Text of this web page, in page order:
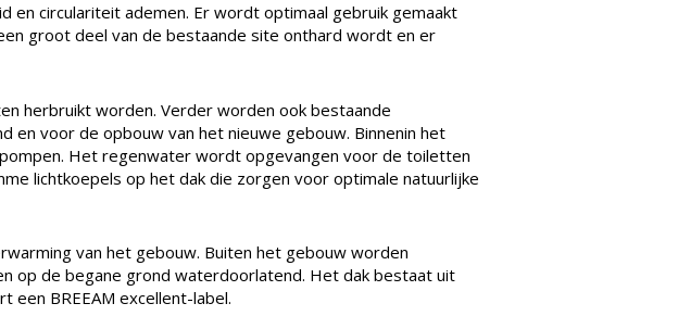
en circulariteit ademen. Er wordt optimaal gebruik gemaakt
groot deel van de bestaande site onthard wordt en er
herbruikt worden. Verder worden ook bestaande
voor de opbouw van het nieuwe gebouw. Binnenin het
Het regenwater wordt opgevangen voor de toiletten
lichtkoepels op het dak die zorgen voor optimale natuurlijke
van het gebouw. Buiten het gebouw worden
op de begane grond waterdoorlatend. Het dak bestaat uit
een BREEAM excellent-label.